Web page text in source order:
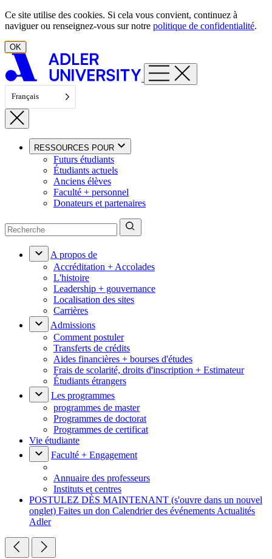
Aller au contenu
Ce site utilise des cookies. Si cela vous convient, continuez à
naviguer ou renseignez-vous sur notre politique de confidentialité.
OK
Français
RESSOURCES POUR
Futurs étudiants
Étudiants actuels
Anciens élèves
Faculté + personnel
Donateurs et partenaires
A propos de
Accréditation + Accolades
L'histoire
Leadership + gouvernance
Localisation des sites
Carrières
Admissions
Comment postuler
Transferts de crédits
Aides financières + bourses d'études
Frais de scolarité, droits d'inscription + Estimateur
Étudiants étrangers
Les programmes
programmes de master
Programmes de doctorat
Programmes de certificat
Vie étudiante
Faculté + Engagement
Annuaire des professeurs
Instituts et centres
POSTULEZ DÈS MAINTENANT (s'ouvre dans un nouvel
onglet) Faites un don Calendrier des événements Actualités
Adler